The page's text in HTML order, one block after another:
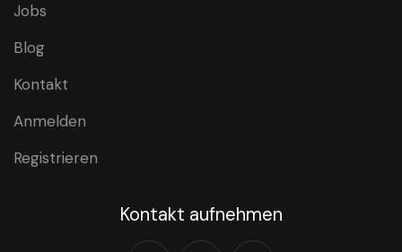
Jobs
Blog
Kontakt
Anmelden
Registrieren
Kontakt aufnehmen